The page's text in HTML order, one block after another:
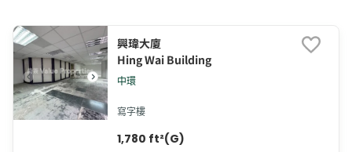
興瑋大廈
Hing Wai Building
中環
寫字樓
1,780 ft²(G)